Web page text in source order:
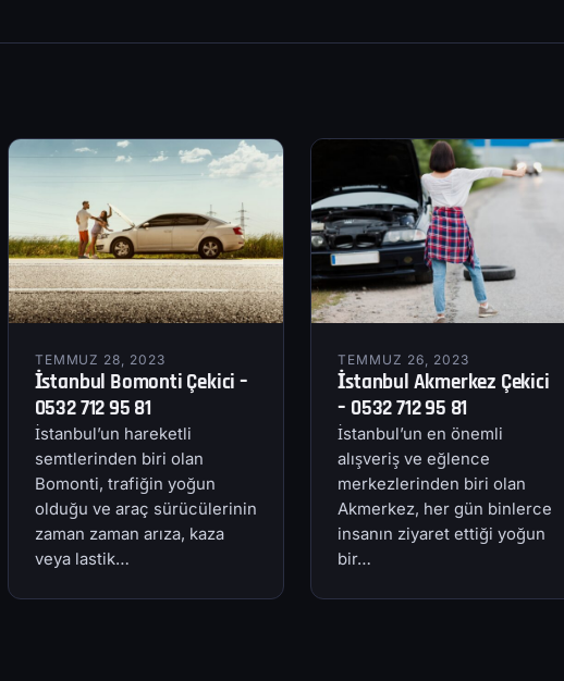
TEMMUZ 28, 2023
İstanbul Bomonti Çekici –
0532 712 95 81
İstanbul’un hareketli
semtlerinden biri olan
Bomonti, trafiğin yoğun
olduğu ve araç sürücülerinin
zaman zaman arıza, kaza
veya lastik…
TEMMUZ 26, 2023
İstanbul Akmerkez Çekici
– 0532 712 95 81
İstanbul’un en önemli
alışveriş ve eğlence
merkezlerinden biri olan
Akmerkez, her gün binlerce
insanın ziyaret ettiği yoğun
bir…